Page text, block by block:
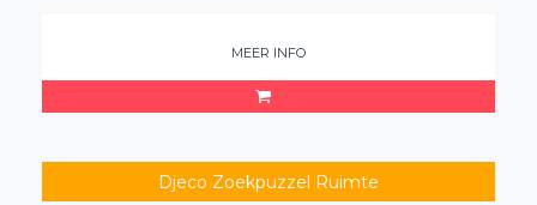
MEER INFO
Djeco Zoekpuzzel Ruimte